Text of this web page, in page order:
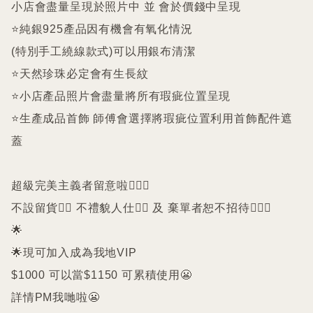
小店會盡量呈現於照片中 並 會於價錢中呈現
⭐️純銀925產品因有機會有氧化情況
(特別手工繞線款式)可以用銀布清潔
⭐️天然珍珠必定會有生長紋
⭐️小店產品照片會盡量將所有瑕疵位置呈現
⭐️生產成品首飾 師傅會選擇將瑕疵位置利用首飾配件遮
蓋
超級完美主義者留意啦🙇🏻‍♀️
不設留貨🙅‍♀️ 不禮貌人仕🙅‍♀️ 及 棄單者恕不招待🙇🏻‍♀️
🌟
🌟現可加入成為我地VIP
$1000 可以當$1150 可累積使用😬
詳情PM我哋啦😬